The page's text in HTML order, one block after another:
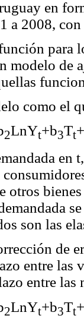
en
a 2008,
para
modelo de
como el
2LnYt+b3Tt
en
otros
son las
de
entre las
entre las
2LnYt+b3Tt